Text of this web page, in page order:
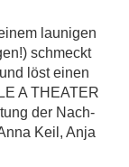
launigen
schmeckt
löst einen
A THEATER
der Nach-
Keil, Anja